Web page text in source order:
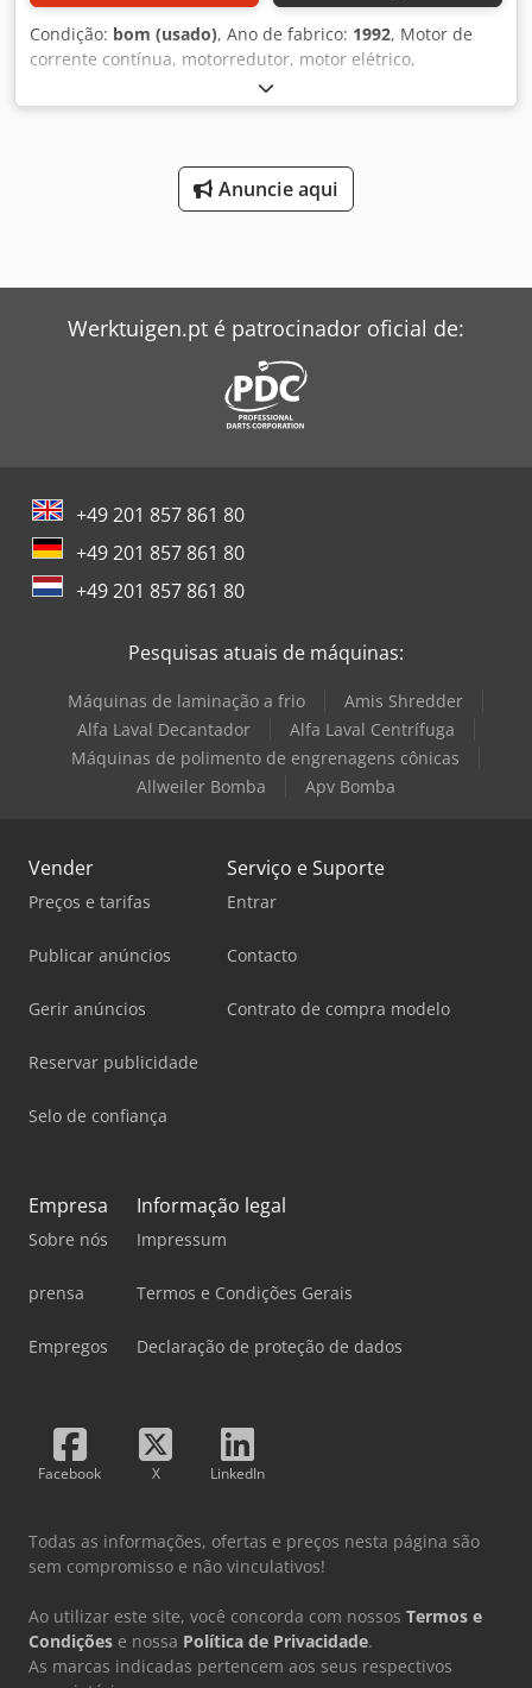
Condição: bom (usado), Ano de fabrico: 1992, Motor de
corrente contínua, motorredutor, motor elétrico,
motorredutor de corrente contínua Cjdpsb A Ixzjfx Afteha -
Rotação: 200/2000-3000 rpm - Potência: 3,2 kW - Tacômetro
Anuncie aqui
Werktuigen.pt é patrocinador oficial de:
+49 201 857 861 80
+49 201 857 861 80
+49 201 857 861 80
Pesquisas atuais de máquinas:
Máquinas de laminação a frio
Amis Shredder
Alfa Laval Decantador
Alfa Laval Centrífuga
Máquinas de polimento de engrenagens cônicas
Allweiler Bomba
Apv Bomba
Vender
Preços e tarifas
Publicar anúncios
Gerir anúncios
Reservar publicidade
Selo de confiança
Serviço e Suporte
Entrar
Contacto
Contrato de compra modelo
Empresa
Sobre nós
prensa
Empregos
Informação legal
Impressum
Termos e Condições Gerais
Declaração de proteção de dados
Facebook X LinkedIn
Todas as informações, ofertas e preços nesta página são
sem compromisso e não vinculativos!
Ao utilizar este site, você concorda com nossos Termos e
Condições e nossa Política de Privacidade.
As marcas indicadas pertencem aos seus respectivos